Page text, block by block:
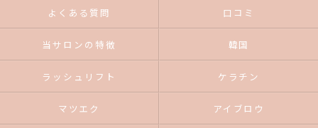
よくある質問 口コミ
当サロンの特徴 韓国
ラッシュリフト ケラチン
マツエク アイブロウ